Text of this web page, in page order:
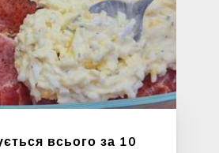
всього за 10